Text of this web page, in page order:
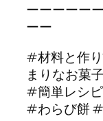
ーーーーー
ーー
#材料と作
まりなお菓
#簡単レシ
#わらび餅